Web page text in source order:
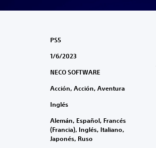
PS5
1/6/2023
NECO SOFTWARE
Acción, Acción, Aventura
Inglés
Alemán, Español, Francés
(Francia), Inglés, Italiano,
Japonés, Ruso